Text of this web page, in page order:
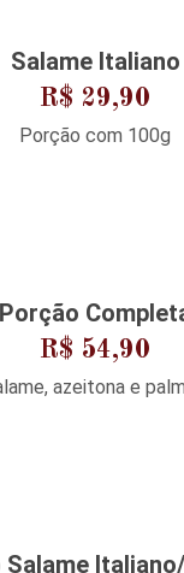
Salame Italiano
R$ 29,90
Porção com 100g
Porção
R$ 54,90
azeitona e
Salame